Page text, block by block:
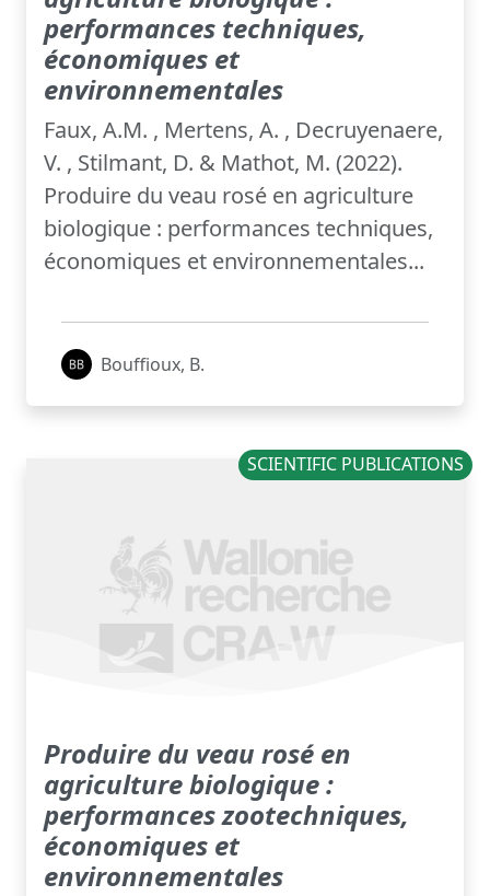
performances techniques,
économiques et
environnementales
Faux, A.M. , Mertens, A. , Decruyenaere,
V. , Stilmant, D. & Mathot, M. (2022).
Produire du veau rosé en agriculture
biologique : performances techniques,
économiques et environnementales...
Bouffioux, B.
SCIENTIFIC PUBLICATIONS
Produire du veau rosé en
agriculture biologique :
performances zootechniques,
économiques et
environnementales